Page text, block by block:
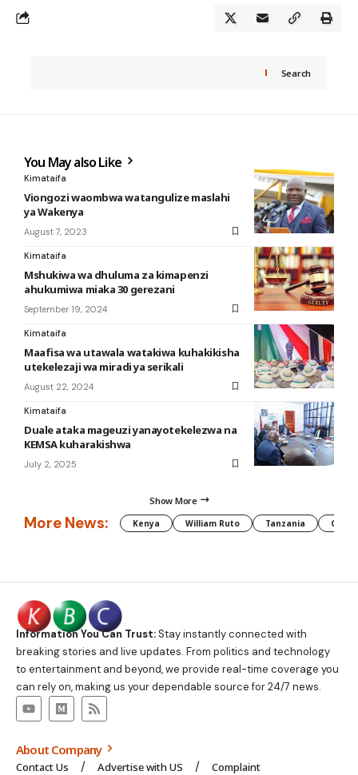
Search
You May also Like
Kimataifa
Viongozi waombwa watangulize maslahi
ya Wakenya
August 7, 2023
Kimataifa
Mshukiwa wa dhuluma za kimapenzi
ahukumiwa miaka 30 gerezani
September 19, 2024
Kimataifa
Maafisa wa utawala watakiwa kuhakikisha
utekelezaji wa miradi ya serikali
August 22, 2024
Kimataifa
Duale ataka mageuzi yanayotekelezwa na
KEMSA kuharakishwa
July 2, 2025
Show More
More News: Kenya William Ruto Tanzania CAF
Information You Can Trust:Stay instantly connected with
breaking stories and live updates. From politics and technology
to entertainment and beyond, we provide real-time coverage you
can rely on, making us your dependable source for 24/7 news.
About Company
Contact Us Advertise with US Complaint